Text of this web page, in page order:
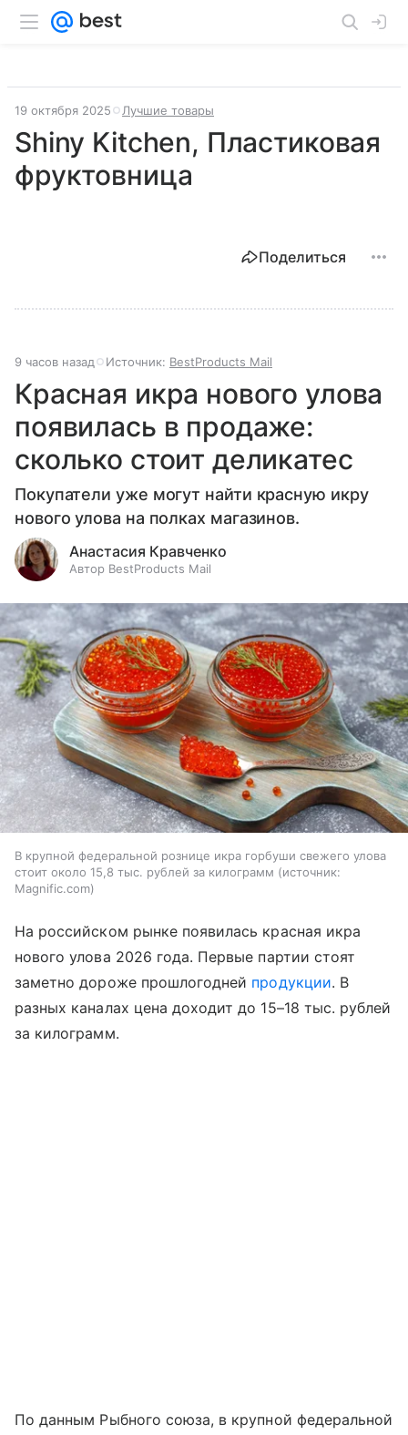
19 октября 2025 Лучшие товары
Shiny Kitchen, Пластиковая
фруктовница
Поделиться
9 часов назад Источник: BestProducts Mail
Красная икра нового улова
появилась в продаже:
сколько стоит деликатес
Покупатели уже могут найти красную икру
нового улова на полках магазинов.
Анастасия Кравченко
Автор BestProducts Mail
В крупной федеральной рознице икра горбуши свежего улова
стоит около 15,8 тыс. рублей за килограмм
источник:
Magnific.com
На российском рынке появилась красная икра
нового улова 2026 года. Первые партии стоят
заметно дороже прошлогодней продукции. В
разных каналах цена доходит до 15–18 тыс. рублей
за килограмм.
По данным Рыбного союза, в крупной федеральной